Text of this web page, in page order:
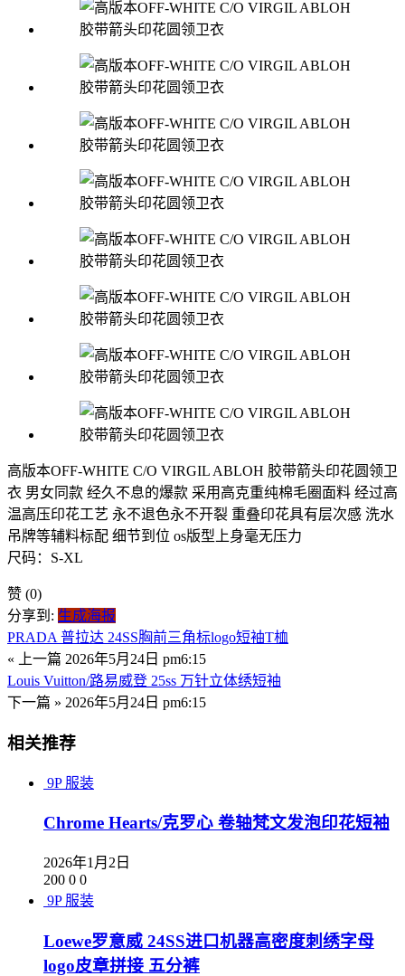
高版本OFF-WHITE C/O VIRGIL ABLOH 胶带箭头印花圆领卫
衣 男女同款 经久不息的爆款 采用高克重纯棉毛圈面料 经过高
温高压印花工艺 永不退色永不开裂 重叠印花具有层次感 洗水
吊牌等辅料标配 细节到位 os版型上身毫无压力
尺码：S-XL
赞 (0)
分享到: 生成海报
PRADA 普拉达 24SS胸前三角标logo短袖T桖
« 上一篇 2026年5月24日 pm6:15
Louis Vuitton/路易威登 25ss 万针立体绣短袖
下一篇 » 2026年5月24日 pm6:15
相关推荐
9P 服装
Chrome Hearts/克罗心 卷轴梵文发泡印花短袖
2026年1月2日
200 0 0
9P 服装
Loewe罗意威 24SS进口机器高密度刺绣字母
logo皮章拼接 五分裤